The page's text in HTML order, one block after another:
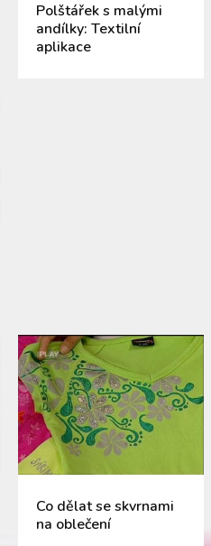
Polštářek s malými
andílky: Textilní
aplikace
Co dělat se skvrnami
na oblečení